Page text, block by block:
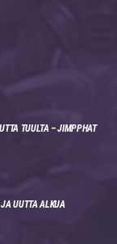
TUULTA – JIMPPHAT
UUTTA ALKUA